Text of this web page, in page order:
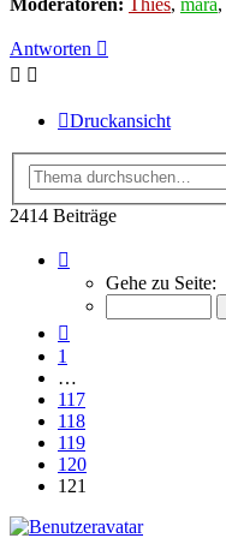
Moderatoren: Thies, mara,
Antworten
Druckansicht
2414 Beiträge
121
von
Gehe zu Seite:
1
…
117
118
119
120
121